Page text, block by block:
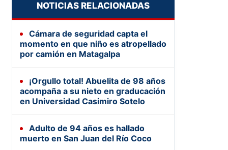
NOTICIAS RELACIONADAS
Cámara de seguridad capta el
momento en que niño es atropellado
por camión en Matagalpa
¡Orgullo total! Abuelita de 98 años
acompaña a su nieto en graducación
en Universidad Casimiro Sotelo
Adulto de 94 años es hallado
muerto en San Juan del Río Coco